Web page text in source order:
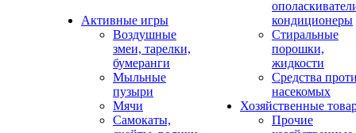
Активные игры
Воздушные
змеи, тарелки,
бумеранги
Мыльные
пузыри
Мячи
Самокаты,
кондиционеры
Стиральные
порошки,
жидкости
Средства
насекомых
Хозяйственные
Прочие